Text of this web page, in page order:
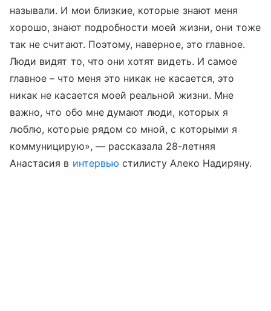
называли. И мои близкие, которые знают меня
хорошо, знают подробности моей жизни, они тоже
так не считают. Поэтому, наверное, это главное.
Люди видят то, что они хотят видеть. И самое
главное – что меня это никак не касается, это
никак не касается моей реальной жизни. Мне
важно, что обо мне думают люди, которых я
люблю, которые рядом со мной, с которыми я
коммуницирую», — рассказала 28-летняя
Анастасия в интервью стилисту Алеко Надиряну.